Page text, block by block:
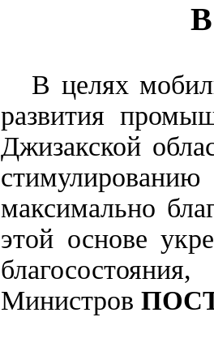
В целях
развития
Джизакской
максимально
этой основе
Министров